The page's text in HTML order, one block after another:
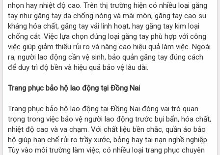
nhọn hay nhiệt độ cao. Trên thị trường hiện có nhiều loại găng
tay như găng tay da chống nóng và mài mòn, găng tay cao su
kháng hóa chất, găng tay vải linh hoạt, hay găng tay kim loại
chống cắt. Việc lựa chọn đúng loại găng tay phù hợp với công
việc giúp giảm thiểu rủi ro và nâng cao hiệu quả làm việc. Ngoài
ra, người lao động cần vệ sinh, bảo quản găng tay đúng cách
để duy trì độ bền và hiệu quả bảo vệ lâu dài.
Trang phục bảo hộ lao động tại Đồng Nai
Trang phục bảo hộ lao động tại Đồng Nai đóng vai trò quan
trọng trong việc bảo vệ người lao động trước bụi bẩn, hóa chất,
nhiệt độ cao và va chạm. Với chất liệu bền chắc, quần áo bảo
hộ giúp hạn chế rủi ro trầy xước, bỏng hay tai nạn nghề nghiệp.
Tùy vào môi trường làm việc, có nhiều loại trang phục chuyên